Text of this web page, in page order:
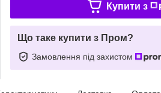
Купити з
Що таке купити з Пром?
Замовлення під захистом